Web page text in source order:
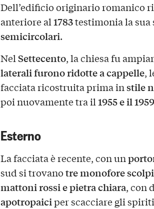
Dell’edificio originario romanico
anteriore al1783testimonia la sua
semicircolari.
NelSettecento, la chiesa fu
laterali furono ridotte a cappelle,
facciata ricostruita prima instile
poi nuovamente tra il1955 e il 1959
Esterno
La facciata è recente, con un
sud si trovanotre monofore
mattoni rossi e pietra chiara, con
apotropaiciper scacciare gli